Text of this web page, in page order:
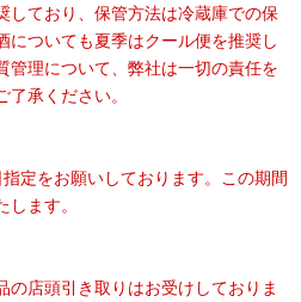
しており、保管方法は冷蔵庫での保
についても夏季はクール便を推奨し
管理について、弊社は一切の責任を
承ください。
定をお願いしております。この期間
ます。
の店頭引き取りはお受けしておりま